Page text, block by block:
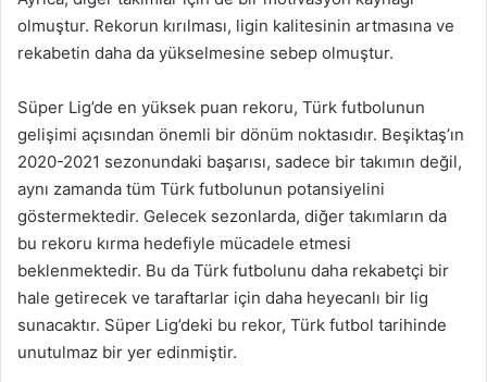
olmuştur. Rekorun kırılması, ligin kalitesinin artmasına ve
rekabetin daha da yükselmesine sebep olmuştur.
Süper Lig’de en yüksek puan rekoru, Türk futbolunun
gelişimi açısından önemli bir dönüm noktasıdır. Beşiktaş’ın
2020-2021 sezonundaki başarısı, sadece bir takımın değil,
aynı zamanda tüm Türk futbolunun potansiyelini
göstermektedir. Gelecek sezonlarda, diğer takımların da
bu rekoru kırma hedefiyle mücadele etmesi
beklenmektedir. Bu da Türk futbolunu daha rekabetçi bir
hale getirecek ve taraftarlar için daha heyecanlı bir lig
sunacaktır. Süper Lig’deki bu rekor, Türk futbol tarihinde
unutulmaz bir yer edinmiştir.